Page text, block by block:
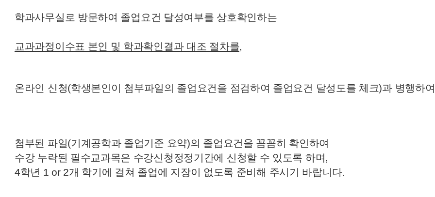
학과사무실로 방문하여 졸업요건 달성여부를 상호확인하는
교과과정이수표 본인 및 학과확인결과 대조 절차를,
온라인 신청(학생본인이 첨부파일의 졸업요건을 점검하여 졸업요건 달성도를 체크)과 병행하
첨부된 파일(기계공학과 졸업기준 요약)의 졸업요건을 꼼꼼히 확인하여
수강 누락된 필수교과목은 수강신청정정기간에 신청할 수 있도록 하며,
4학년 1 or 2개 학기에 걸쳐 졸업에 지장이 없도록 준비해 주시기 바랍니다.